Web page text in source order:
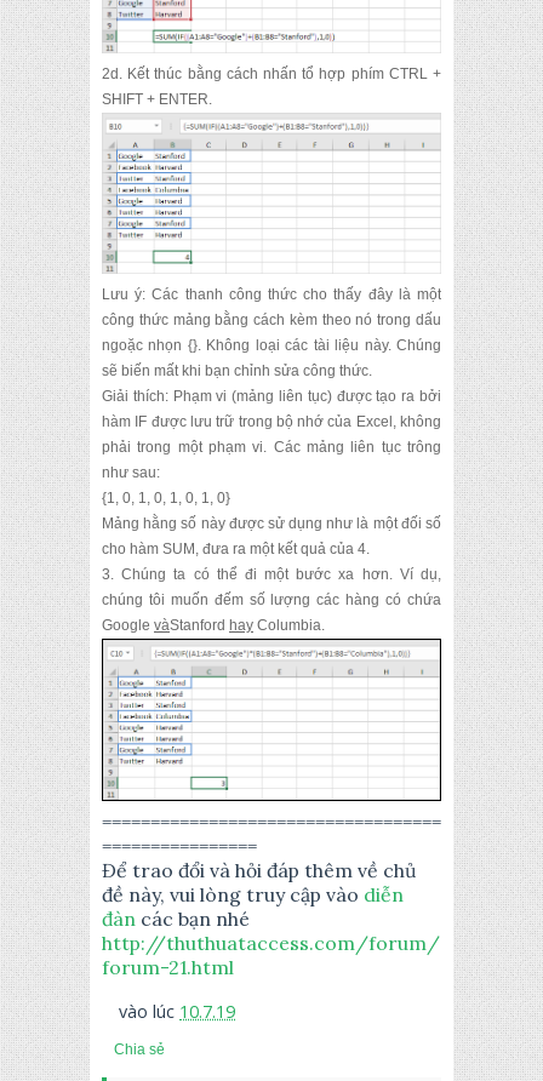
2d. Kết thúc bằng cách nhấn tổ hợp phím CTRL +
SHIFT + ENTER.
Lưu ý: Các thanh công thức cho thấy đây là một
công thức mảng bằng cách kèm theo nó trong dấu
ngoặc nhọn {}. Không loại các tài liệu này. Chúng
sẽ biến mất khi bạn chỉnh sửa công thức.
Giải thích: Phạm vi (mảng liên tục) được tạo ra bởi
hàm IF được lưu trữ trong bộ nhớ của Excel, không
phải trong một phạm vi. Các mảng liên tục trông
như sau:
{1, 0, 1, 0, 1, 0, 1, 0}
Mảng hằng số này được sử dụng như là một đối số
cho hàm SUM, đưa ra một kết quả của 4.
3. Chúng ta có thể đi một bước xa hơn. Ví dụ,
chúng tôi muốn đếm số lượng các hàng có chứa
Google vàStanford hay Columbia.
===================================
================
Để trao đổi và hỏi đáp thêm về chủ
đề này, vui lòng truy cập vào diễn
đàn các bạn nhé
http://thuthuataccess.com/forum/
forum-21.html
vào lúc 10.7.19
Chia sẻ